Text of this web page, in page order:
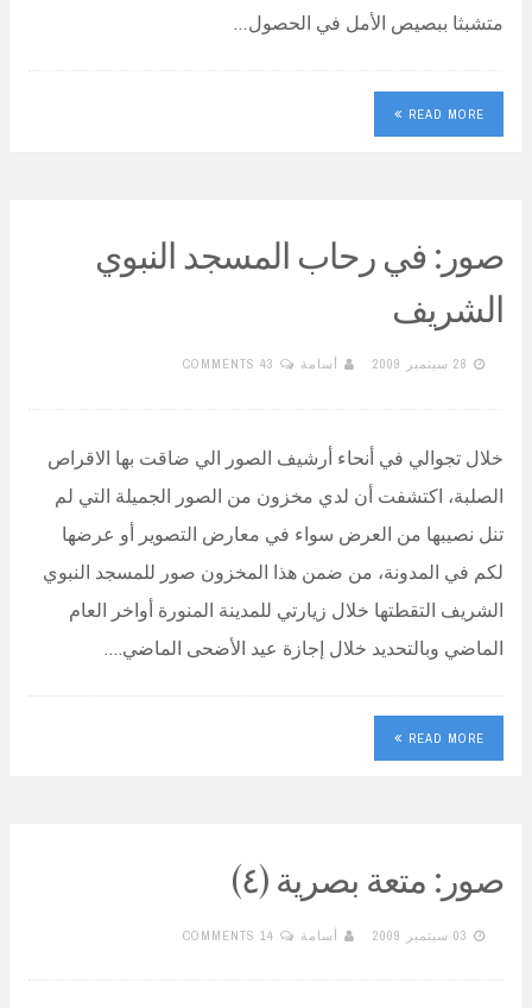
متشبثا ببصيص الأمل في الحصول…
READ MORE
صور: في رحاب المسجد النبوي
الشريف
28 سبتمبر 2009 أسامة 43 COMMENTS
خلال تجوالي في أنحاء أرشيف الصور الي ضاقت بها الاقراص
الصلبة، اكتشفت أن لدي مخزون من الصور الجميلة التي لم
تنل نصيبها من العرض سواء في معارض التصوير أو عرضها
لكم في المدونة، من ضمن هذا المخزون صور للمسجد النبوي
الشريف التقطتها خلال زيارتي للمدينة المنورة أواخر العام
الماضي وبالتحديد خلال إجازة عيد الأضحى الماضي.…
READ MORE
صور: متعة بصرية (٤)
03 سبتمبر 2009 أسامة 14 COMMENTS